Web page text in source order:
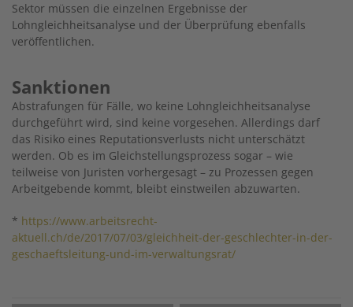
Sektor müssen die einzelnen Ergebnisse der
Lohngleichheitsanalyse und der Überprüfung ebenfalls
veröffentlichen.
Sanktionen
Abstrafungen für Fälle, wo keine Lohngleichheitsanalyse
durchgeführt wird, sind keine vorgesehen. Allerdings darf
das Risiko eines Reputationsverlusts nicht unterschätzt
werden. Ob es im Gleichstellungsprozess sogar – wie
teilweise von Juristen vorhergesagt – zu Prozessen gegen
Arbeitgebende kommt, bleibt einstweilen abzuwarten.
* https://www.arbeitsrecht-
aktuell.ch/de/2017/07/03/gleichheit-der-geschlechter-in-der-
geschaeftsleitung-und-im-verwaltungsrat/